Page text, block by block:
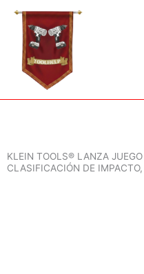
contenido
KLEIN TOOLS® LANZA
CLASIFICACIÓN DE